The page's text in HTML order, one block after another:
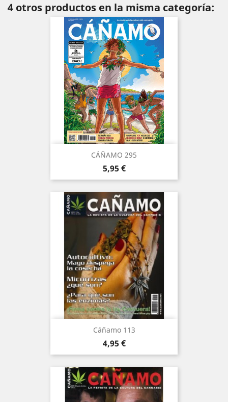
4 otros productos en la misma categoría:
CÁÑAMO 295
Precio
5,95 €
Cáñamo 113
Precio
4,95 €